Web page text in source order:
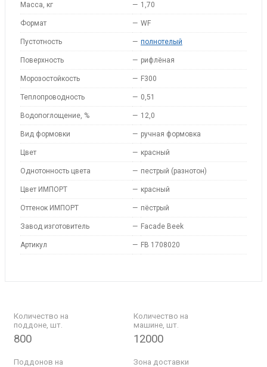
Масса, кг — 1,70
Формат — WF
Пустотность — полнотелый
Поверхность — рифлёная
Морозостойкость — F300
Теплопроводность — 0,51
Водопоглощение, % — 12,0
Вид формовки — ручная формовка
Цвет — красный
Однотонность цвета — пестрый (разнотон)
Цвет ИМПОРТ — красный
Оттенок ИМПОРТ — пёстрый
Завод изготовитель — Facade Beek
Артикул — FB 1708020
Количество на
поддоне, шт.
800
Количество на
машине, шт.
12000
Поддонов на
Зона доставки